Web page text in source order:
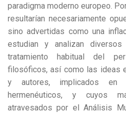
paradigma moderno europeo.
resultarían necesariamente
sino advertidas como una
estudian y analizan
tratamiento habitual del
filosóficos, así como las ideas
y autores, implicados en
hermenéuticos, y cuyos
atravesados por el Análisis